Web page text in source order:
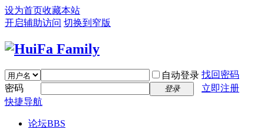
设为首页收藏本站
开启辅助访问 切换到窄版
自动登录 找回密码
密码
登录
立即注册
快捷导航
论坛BBS